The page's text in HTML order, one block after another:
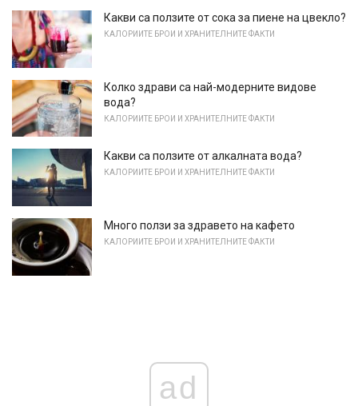
Какви са ползите от сока за пиене на цвекло?
КАЛОРИИТЕ БРОИ И ХРАНИТЕЛНИТЕ ФАКТИ
Колко здрави са най-модерните видове
вода?
КАЛОРИИТЕ БРОИ И ХРАНИТЕЛНИТЕ ФАКТИ
Какви са ползите от алкалната вода?
КАЛОРИИТЕ БРОИ И ХРАНИТЕЛНИТЕ ФАКТИ
Много ползи за здравето на кафето
КАЛОРИИТЕ БРОИ И ХРАНИТЕЛНИТЕ ФАКТИ
ad